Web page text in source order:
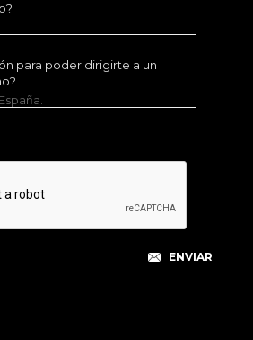
para poder dirigirte a un